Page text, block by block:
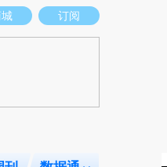
观点和立场。推荐点击链接阅读原
订阅